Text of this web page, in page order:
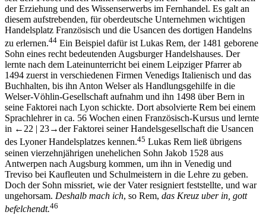
der Erziehung und des Wissenserwerbs im Fernhandel. Es galt an
diesem aufstrebenden, für oberdeutsche Unternehmen wichtigen
Handelsplatz Französisch und die Usancen des dortigen Handelns
zu erlernen.44 Ein Beispiel dafür ist Lukas Rem, der 1481 geborene
Sohn eines recht bedeutenden Augsburger Handelshauses. Der
lernte nach dem Lateinunterricht bei einem Leipziger Pfarrer ab
1494 zuerst in verschiedenen Firmen Venedigs Italienisch und das
Buchhalten, bis ihn Anton Welser als Handlungsgehilfe in die
Welser-Vöhlin-Gesellschaft aufnahm und ihn 1498 über Bern in
seine Faktorei nach Lyon schickte. Dort absolvierte Rem bei einem
Sprachlehrer in ca. 56 Wochen einen Französisch-Kursus und lernte
in ←22 | 23→der Faktorei seiner Handelsgesellschaft die Usancen
des Lyoner Handelsplatzes kennen.45 Lukas Rem ließ übrigens
seinen vierzehnjährigen unehelichen Sohn Jakob 1528 aus
Antwerpen nach Augsburg kommen, um ihn in Venedig und
Treviso bei Kaufleuten und Schulmeistern in die Lehre zu geben.
Doch der Sohn missriet, wie der Vater resigniert feststellte, und war
ungehorsam. Deshalb mach ich, so Rem, das Kreuz uber in, gott
befelchendt.46